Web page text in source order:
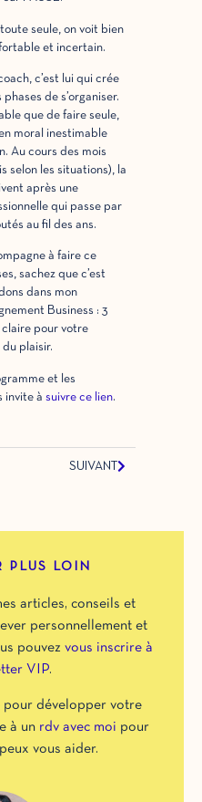
seule, on voit bien
et incertain.
c’est lui qui crée
de s’organiser.
que de faire seule,
moral inestimable
Au cours des mois
selon les situations), la
après une
qui passe par
au fil des ans.
à faire ce
sachez que c’est
dans mon
Business : 3
claire pour votre
plaisir.
et les
invite à suivre ce lien.
SUIVANT
PLUS LOIN
articles, conseils et
personnellement et
pouvez vous inscrire à
VIP.
pour développer votre
à un rdv avec moi pour
vous aider.